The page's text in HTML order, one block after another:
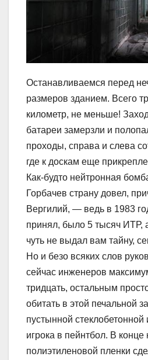
Останавливаемся перед
размеров зданием. Всего
километр, не меньше!
батареи замерзли и
проходы, справа и слева
где к доскам еще
Как-будто нейтронная
Горбачев страну довел,
Вергилий, — ведь в 1983
принял, было 5 тысяч ИТР,
чуть не выдал вам тайну,
Но и безо всяких слов
сейчас инженеров
тридцать, остальным
обитать в этой печальной
пустынной
игрока в пейнтбол. В конце
полиэтиленовой пленки